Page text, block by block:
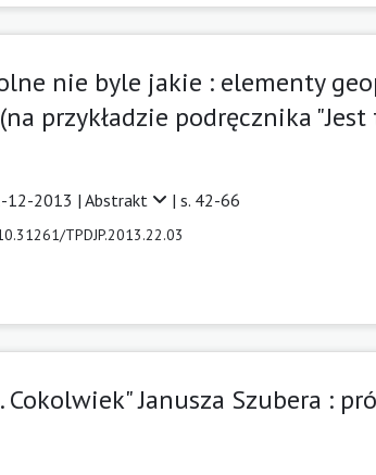
nie byle jakie : elementy
przykładzie podręcznika
12-2013 | Abstrakt | s. 42-66
TPDJP.2013.22.03
Cokolwiek" Janusza Szubera :